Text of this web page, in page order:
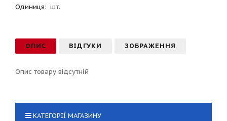
Одиниця: шт.
ОПИС ВІДГУКИ ЗОБРАЖЕННЯ
Опис товару відсутній
КАТЕГОРІЇ МАГАЗИНУ